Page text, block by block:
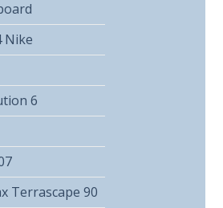
Nike
6
Terrascape 90